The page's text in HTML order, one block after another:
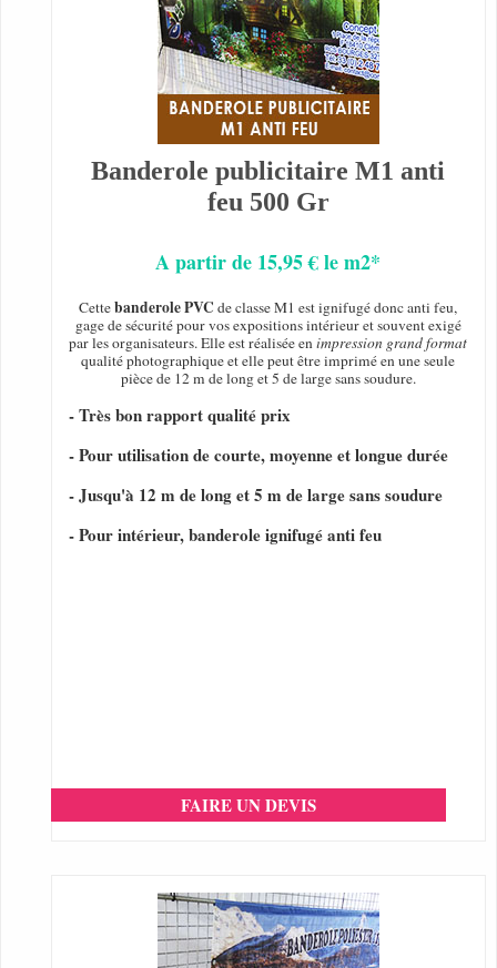
Banderole publicitaire M1 anti
feu 500 Gr
A partir de 15,95 € le m2*
Cettebanderole PVC de classe M1 est ignifugé donc anti feu,
gage de sécurité pour vos expositions intérieur et souvent exigé
par les organisateurs. Elle est réalisée enimpression grand format
qualité photographique et elle peut être imprimé en une seule
pièce de 12 m de long et 5 de large sans soudure.
- Très bon rapport qualité prix
- Pour utilisation de courte, moyenne et longue durée
- Jusqu'à 12 m de long et 5 m de large sans soudure
- Pour intérieur, banderole ignifugé anti feu
FAIRE UN DEVIS